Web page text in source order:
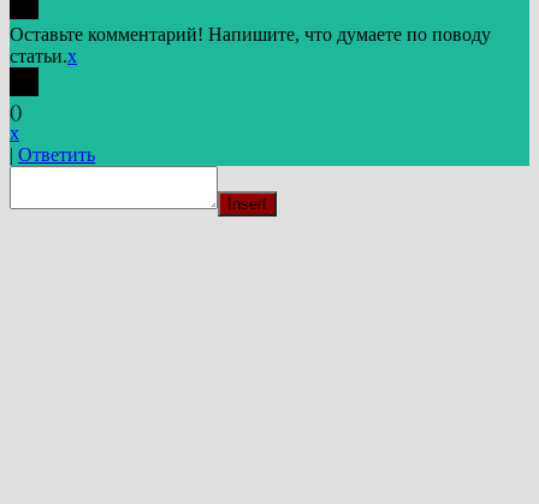
Оставьте комментарий! Напишите, что думаете по поводу
статьи.x
()
x
| Ответить
Insert